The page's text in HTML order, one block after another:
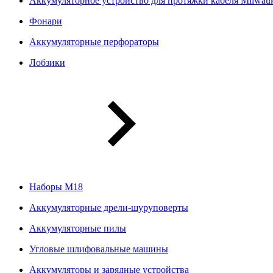
Фонари
Аккумуляторные перфораторы
Лобзики
Наборы М18
Аккумуляторные дрели-шуруповерты
Аккумуляторные пилы
Угловые шлифовальные машины
Аккумуляторы и зарядные устройства